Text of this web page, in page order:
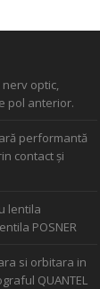
nerv optic,
pol anterior.
performantă
contact și
lentila
POSNER
si orbitara in
QUANTEL